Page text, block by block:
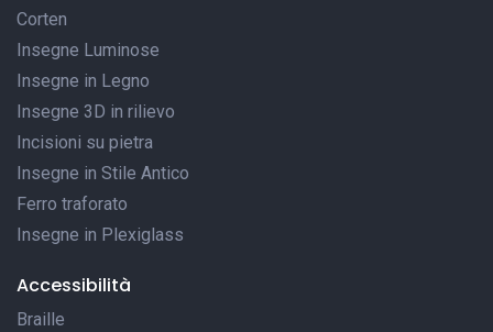
Corten
Insegne Luminose
Insegne in Legno
Insegne 3D in rilievo
Incisioni su pietra
Insegne in Stile Antico
Ferro traforato
Insegne in Plexiglass
Accessibilità
Braille